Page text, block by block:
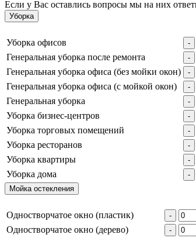
Если у Вас оставлись вопросы мы на них
Уборка
Уборка офисов
-
Генеральная уборка после ремонта
-
Генеральная уборка офиса (без мойки окон)
-
Генеральная уборка офиса (с мойкой окон)
-
Генеральная уборка
-
Уборка бизнес-центров
-
Уборка торговых помещений
-
Уборка ресторанов
-
Уборка квартиры
-
Уборка дома
-
Мойка остекления
Одностворчатое окно (пластик)
-
Одностворчатое окно (дерево)
-